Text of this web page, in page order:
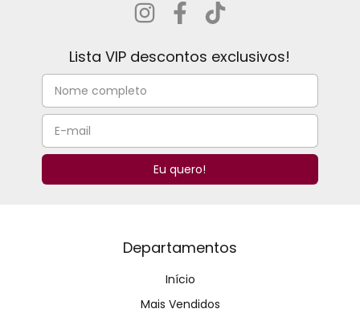
Lista VIP descontos exclusivos!
Departamentos
Início
Mais Vendidos